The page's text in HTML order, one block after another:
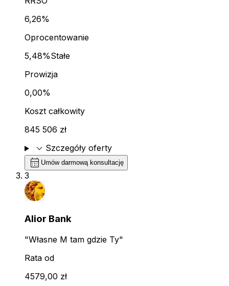
6,26%
Oprocentowanie
5,48%Stałe
Prowizja
0,00%
Koszt całkowity
845 506 zł
expand_more Szczegóły oferty
calendar_month Umów darmową konsultację
3
Alior Bank
"Własne M tam gdzie Ty"
Rata od
4579,00 zł